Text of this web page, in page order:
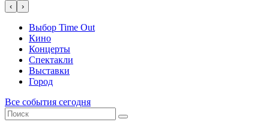
‹ ›
Выбор Time Out
Кино
Концерты
Спектакли
Выставки
Город
Все события сегодня